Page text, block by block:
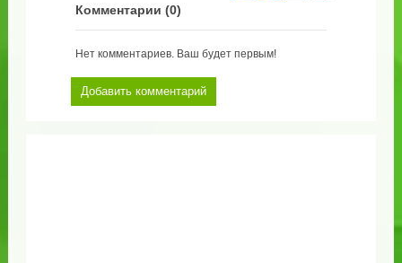
Комментарии (0)
Нет комментариев. Ваш будет первым!
Добавить комментарий